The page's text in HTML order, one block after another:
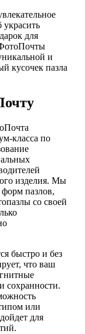
украсить
для
и
кусочек пазла
класса по
изделия. Мы
пазлов,
со своей
быстро и без
что ваш
сохранности.
или
для